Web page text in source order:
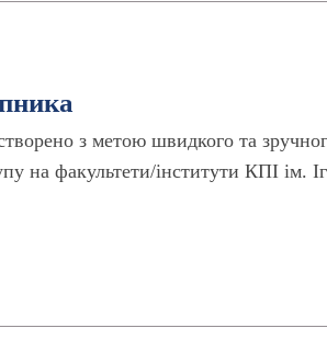
з метою швидкого та
на факультети/інститути КПІ ім.